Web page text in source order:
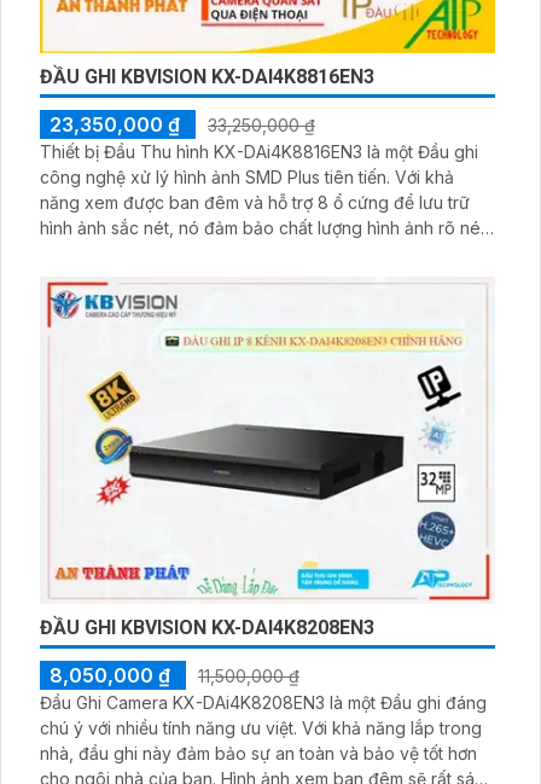
ĐẦU GHI KBVISION KX-DAI4K8816EN3
23,350,000 ₫
33,250,000 ₫
Thiết bị Đầu Thu hình KX-DAi4K8816EN3 là một Đầu ghi
công nghệ xử lý hình ảnh SMD Plus tiên tiến. Với khả
năng xem được ban đêm và hỗ trợ 8 ổ cứng để lưu trữ
hình ảnh sắc nét, nó đảm bảo chất lượng hình ảnh rõ nét.
hợp công nghệ eSATA để giúp tăng khả năng lưu trữ lâu
hơn và xử lý hình ảnh thiếu sáng
ĐẦU GHI KBVISION KX-DAI4K8208EN3
8,050,000 ₫
11,500,000 ₫
Đầu Ghi Camera KX-DAi4K8208EN3 là một Đầu ghi đáng
chú ý với nhiều tính năng ưu việt. Với khả năng lắp trong
nhà, đầu ghi này đảm bảo sự an toàn và bảo vệ tốt hơn
cho ngôi nhà của bạn. Hình ảnh xem ban đêm sẽ rất sáng